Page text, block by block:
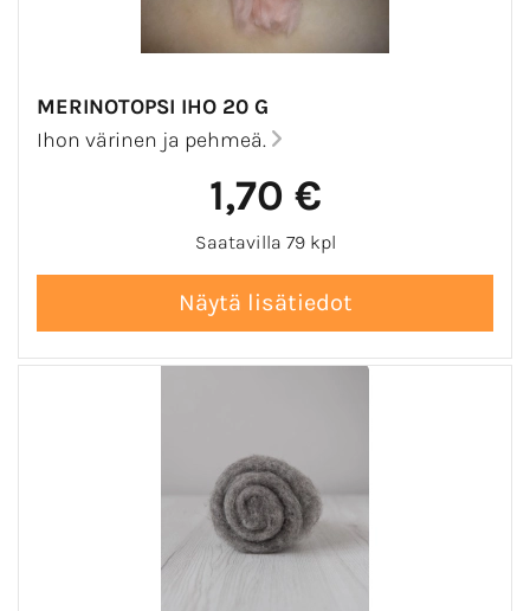
MERINOTOPSI IHO 20 G
Ihon värinen ja pehmeä.
1,70 €
Saatavilla 79 kpl